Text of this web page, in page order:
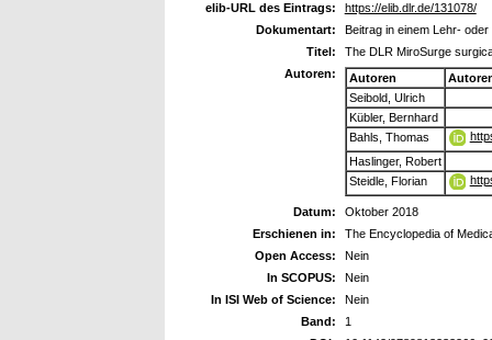
elib-URL des Eintrags:
https://elib.dlr.de/131078/
Dokumentart:
Beitrag in einem Lehr-
Titel:
The DLR MiroSurge
Autoren:
Autoren
Seibold, Ulrich
Kübler, Bernhard
Bahls, Thomas
Haslinger, Robert
Steidle, Florian
Datum:
Oktober 2018
Erschienen in:
The Encyclopedia of
Open Access:
Nein
In SCOPUS:
Nein
In ISI Web of Science:
Nein
Band:
1